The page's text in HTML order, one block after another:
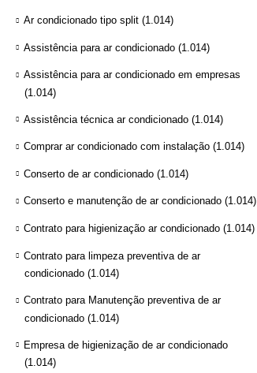
Ar condicionado tipo split (1.014)
Assistência para ar condicionado (1.014)
Assistência para ar condicionado em empresas
(1.014)
Assistência técnica ar condicionado (1.014)
Comprar ar condicionado com instalação (1.014)
Conserto de ar condicionado (1.014)
Conserto e manutenção de ar condicionado (1.014)
Contrato para higienização ar condicionado (1.014)
Contrato para limpeza preventiva de ar
condicionado (1.014)
Contrato para Manutenção preventiva de ar
condicionado (1.014)
Empresa de higienização de ar condicionado
(1.014)